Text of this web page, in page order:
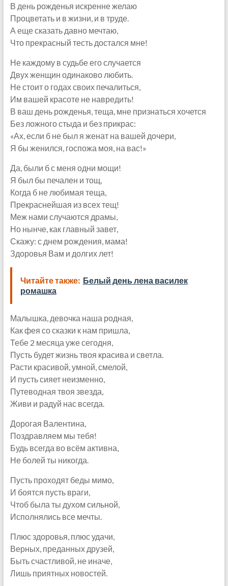
В день рожденья искренне желаю
Процветать и в жизни, и в труде.
А еще сказать давно мечтаю,
Что прекрасный тесть достался мне!
Не каждому в судьбе его случается
Двух женщин одинаково любить.
Не стоит о годах своих печалиться,
Им вашей красоте не навредить!
В ваш день рожденья, теща, мне признаться хочется
Без ложного стыда и без прикрас:
«Ах, если б не был я женат на вашей дочери,
Я бы женился, госпожа моя, на вас!»
Да, были б с меня одни мощи!
Я был бы печален и тощ,
Когда б не любимая теща,
Прекраснейшая из всех тещ!
Меж нами случаются драмы,
Но нынче, как главный завет,
Скажу: с днем рождения, мама!
Здоровья Вам и долгих лет!
Читайте также: Белый день лена василек
ромашка
Малышка, девочка наша родная,
Как фея со сказки к нам пришла,
Тебе 2 месяца уже сегодня,
Пусть будет жизнь твоя красива и светла.
Расти красивой, умной, смелой,
И пусть сияет неизменно,
Путеводная твоя звезда,
Живи и радуй нас всегда.
Дорогая Валентина,
Поздравляем мы тебя!
Будь всегда во всём активна,
Не болей ты никогда.
Пусть проходят беды мимо,
И боятся пусть враги,
Чтоб была ты духом сильной,
Исполнялись все мечты.
Плюс здоровья, плюс удачи,
Верных, преданных друзей,
Быть счастливой, не иначе,
Лишь приятных новостей.